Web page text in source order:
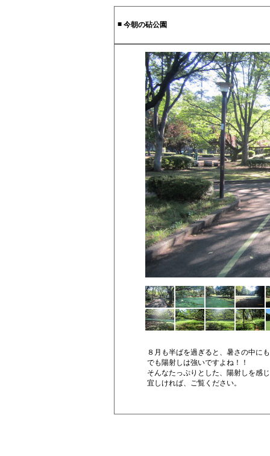
■ 今朝の砧公園
８月も半ばを過ぎると、暑さの中に
でも陽射しは強いですよね！！
そんなたっぷりとした、陽射しを感
宜しければ、ご覧ください。